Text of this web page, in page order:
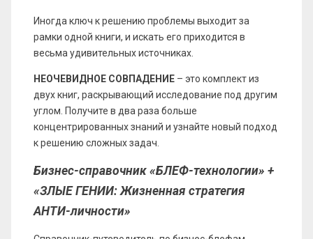
Иногда ключ к решению проблемы выходит за
рамки одной книги, и искать его приходится в
весьма удивительных источниках.
НЕОЧЕВИДНОЕ СОВПАДЕНИЕ – это комплект из
двух книг, раскрывающий исследование под другим
углом. Получите в два раза больше
концентрированных знаний и узнайте новый подход
к решению сложных задач.
Бизнес-справочник «БЛЕФ-технологии» +
«ЗЛЫЕ ГЕНИИ: Жизненная стратегия
АНТИ-личности»